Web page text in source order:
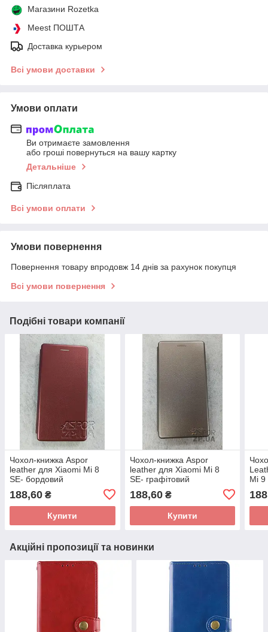
Магазини Rozetka
Meest ПОШТА
Доставка курьером
Всі умови доставки
Умови оплати
Ви отримаєте замовлення
або гроші повернуться на вашу картку
Детальніше
Післяплата
Всі умови оплати
Умови повернення
Повернення товару впродовж 14 днів за рахунок покупця
Всі умови повернення
Подібні товари компанії
Чохол-книжка Aspor
leather для Xiaomi Mi 8
SE- бордовий
188,60 ₴
Купити
Чохол-книжка Aspor
leather для Xiaomi Mi 8
SE- графітовий
188,60₴
Купити
Mi 9
Акційні пропозиції та новинки